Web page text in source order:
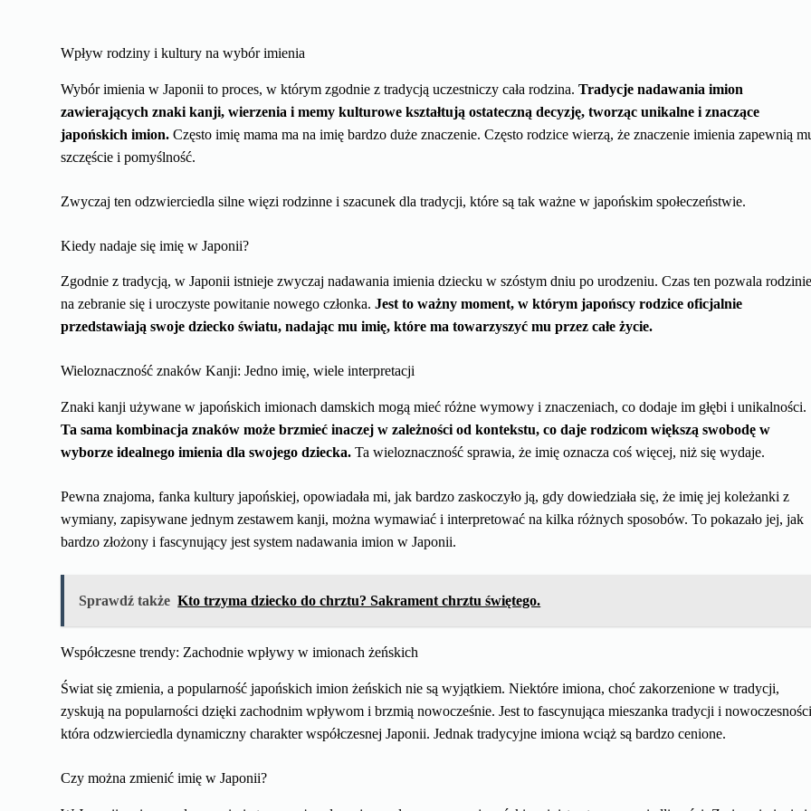
Wpływ rodziny i kultury na wybór imienia
Wybór imienia w Japonii to proces, w którym zgodnie z tradycją uczestniczy cała rodzina.Tradycje nadawania imion
zawierających znaki kanji, wierzenia i memy kulturowe kształtują ostateczną decyzję, tworząc unikalne i znaczące
japońskich imion. Często imię mama ma na imię bardzo duże znaczenie. Często rodzice wierzą, że znaczenie imienia zapewnią
szczęście i pomyślność.
Zwyczaj ten odzwierciedla silne więzi rodzinne i szacunek dla tradycji, które są tak ważne w japońskim społeczeństwie.
Kiedy nadaje się imię w Japonii?
Zgodnie z tradycją, w Japonii istnieje zwyczaj nadawania imienia dziecku w szóstym dniu po urodzeniu. Czas ten pozwala
na zebranie się i uroczyste powitanie nowego członka.Jest to ważny moment, w którym japońscy rodzice oficjalnie
przedstawiają swoje dziecko światu, nadając mu imię, które ma towarzyszyć mu przez całe życie.
Wieloznaczność znaków Kanji: Jedno imię, wiele interpretacji
Znaki kanji używane w japońskich imionach damskich mogą mieć różne wymowy i znaczeniach, co dodaje im głębi i unikalności.
Ta sama kombinacja znaków może brzmieć inaczej w zależności od kontekstu, co daje rodzicom większą swobodę w
wyborze idealnego imienia dla swojego dziecka. Ta wieloznaczność sprawia, że imię oznacza coś więcej, niż się wydaje.
Pewna znajoma, fanka kultury japońskiej, opowiadała mi, jak bardzo zaskoczyło ją, gdy dowiedziała się, że imię jej koleżanki z
wymiany, zapisywane jednym zestawem kanji, można wymawiać i interpretować na kilka różnych sposobów. To pokazało jej, jak
bardzo złożony i fascynujący jest system nadawania imion w Japonii.
Sprawdź także Kto trzyma dziecko do chrztu? Sakrament chrztu świętego.
Współczesne trendy: Zachodnie wpływy w imionach żeńskich
Świat się zmienia, a popularność japońskich imion żeńskich nie są wyjątkiem. Niektóre imiona, choć zakorzenione w tradycji,
zyskują na popularności dzięki zachodnim wpływom i brzmią nowocześnie. Jest to fascynująca mieszanka tradycji i
która odzwierciedla dynamiczny charakter współczesnej Japonii. Jednak tradycyjne imiona wciąż są bardzo cenione.
Czy można zmienić imię w Japonii?